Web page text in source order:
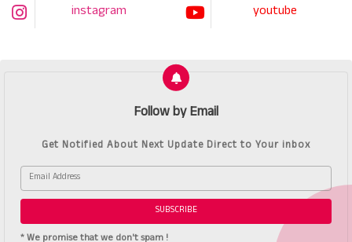
instagram youtube
Follow by Email
Get Notified About Next Update Direct to Your inbox
* We promise that we don't spam !